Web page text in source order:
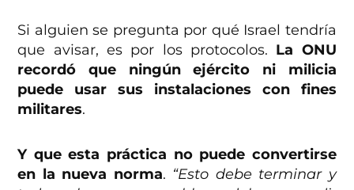
Si alguien se pregunta por qué Israel tendría
que avisar, es por los protocolos. La ONU
recordó que ningún ejército ni milicia
puede usar sus instalaciones con fines
militares.
Y que esta práctica no puede convertirse
en la nueva norma. “Esto debe terminar y